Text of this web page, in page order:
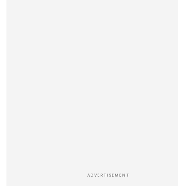
ADVERTISEMENT